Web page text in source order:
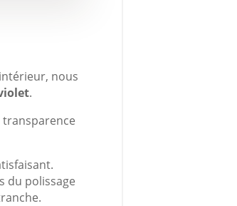
nous
.
transparence
du polissage